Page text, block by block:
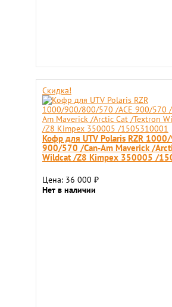
Скидка!
Кофр для UTV Polaris RZR
900/570 /Can-Am Maverick /
Wildcat /Z8 Kimpex 350005 /
Цена: 36 000 ₽
Нет в наличии